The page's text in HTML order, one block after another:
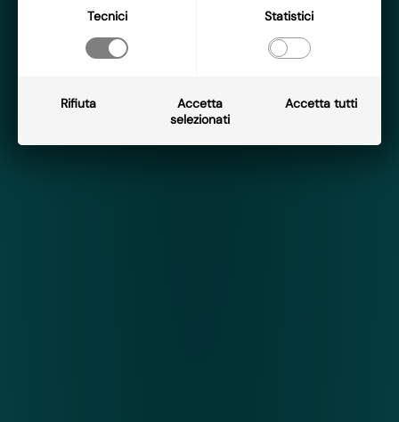
Tecnici Statistici
Rifiuta
Accetta
selezionati
Accetta tutti